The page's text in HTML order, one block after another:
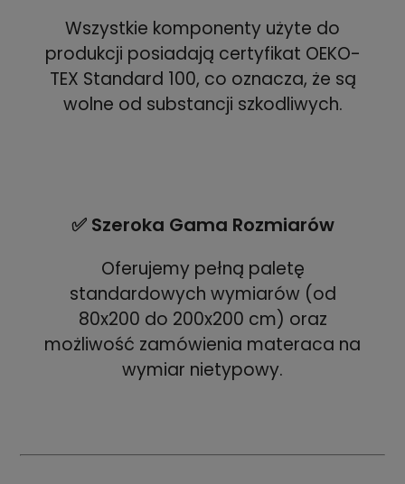
Wszystkie komponenty użyte do
produkcji posiadają certyfikat OEKO-
TEX Standard 100, co oznacza, że są
wolne od substancji szkodliwych.
✅ Szeroka Gama Rozmiarów
Oferujemy pełną paletę
standardowych wymiarów (od
80x200 do 200x200 cm) oraz
możliwość zamówienia materaca na
wymiar nietypowy.